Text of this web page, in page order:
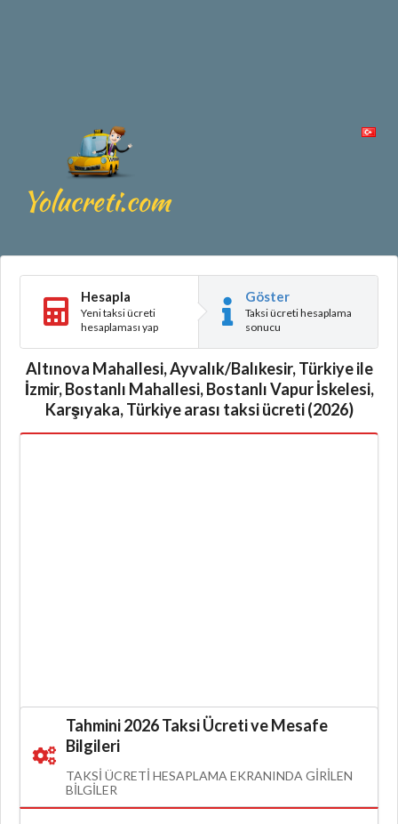
Hesapla
Yeni taksi ücreti
hesaplaması yap
Göster
Taksi ücreti hesaplama
sonucu
Altınova Mahallesi, Ayvalık/Balıkesir, Türkiye ile
İzmir, Bostanlı Mahallesi, Bostanlı Vapur İskelesi,
Karşıyaka, Türkiye arası taksi ücreti (2026)
Tahmini 2026 Taksi Ücreti ve Mesafe
Bilgileri
TAKSI ÜCRETI HESAPLAMA EKRANINDA GIRILEN
BILGILER